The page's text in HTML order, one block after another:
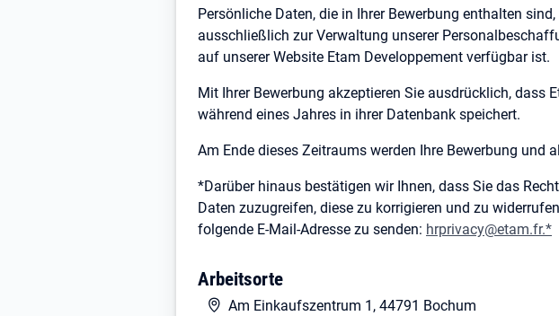
Persönliche Daten, die in Ihrer Bewerbung enthalten
ausschließlich zur Verwaltung unserer
auf unserer Website Etam Developpement verfügbar ist.
Mit Ihrer Bewerbung akzeptieren Sie ausdrücklich, dass
während eines Jahres in ihrer Datenbank speichert.
Am Ende dieses Zeitraums werden Ihre Bewerbung und
*Darüber hinaus bestätigen wir Ihnen, dass Sie das
Daten zuzugreifen, diese zu korrigieren und zu
folgende E-Mail-Adresse zu senden: hrprivacy@etam.fr.*
Arbeitsorte
Am Einkaufszentrum 1, 44791 Bochum